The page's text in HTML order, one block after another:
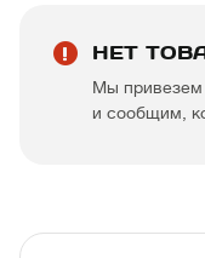
НЕТ
Мы привезем
и сообщим,